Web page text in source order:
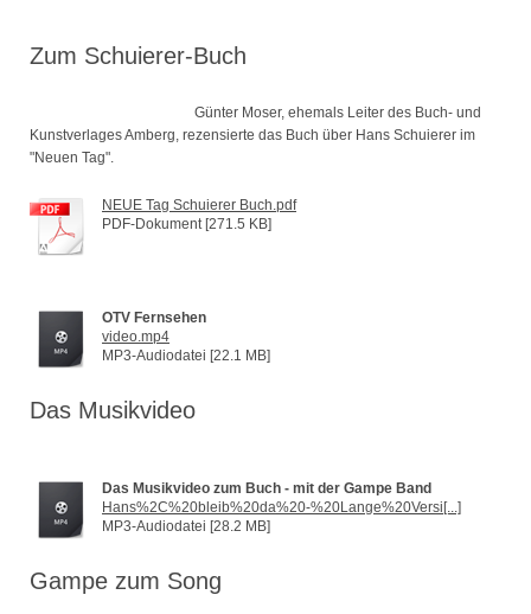
Zum Schuierer-Buch
Günter Moser, ehemals Leiter des Buch- und
Kunstverlages Amberg, rezensierte das Buch über Hans Schuierer im
"Neuen Tag".
NEUE Tag Schuierer Buch.pdf
PDF-Dokument [271.5 KB]
OTV Fernsehen
video.mp4
MP3-Audiodatei [22.1 MB]
Das Musikvideo
Das Musikvideo zum Buch - mit der Gampe Band
Hans%2C%20bleib%20da%20-%20Lange%20Versi[...]
MP3-Audiodatei [28.2 MB]
Gampe zum Song